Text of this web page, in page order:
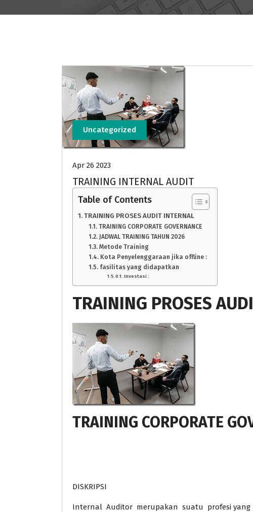
Uncategorized
Apr 26 2023
TRAINING INTERNAL AUDIT
Table of Contents
TRAINING PROSES AUDIT INTERNAL
TRAINING CORPORATE GOVERNANCE
JADWAL TRAINING TAHUN 2026
Metode Training
Kota Penyelenggaraan jika offline :
fasilitas yang didapatkan
Investasi :
TRAINING PROSES
TRAINING CORPORATE
DISKRIPSI
Internal Auditor merupakan suatu profesi yang